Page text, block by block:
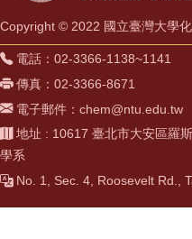
網
站
導
覽
English
關
Copyright © 2022 國立臺灣大學
電話：02-3366-1138~1141
傳真：02-3366-8671
電子郵件：chem@ntu.edu.tw
地址 : 10617 臺北市大安區羅
學系
No. 1, Sec. 4, Roosevelt Rd.,